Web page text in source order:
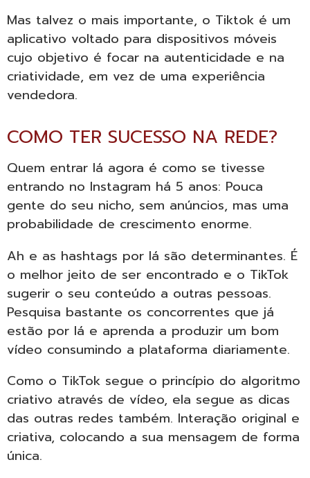
Mas talvez o mais importante, o Tiktok é um
aplicativo voltado para dispositivos móveis
cujo objetivo é focar na autenticidade e na
criatividade, em vez de uma experiência
vendedora.
COMO TER SUCESSO NA REDE?
Quem entrar lá agora é como se tivesse
entrando no Instagram há 5 anos: Pouca
gente do seu nicho, sem anúncios, mas uma
probabilidade de crescimento enorme.
Ah e as hashtags por lá são determinantes. É
o melhor jeito de ser encontrado e o TikTok
sugerir o seu conteúdo a outras pessoas.
Pesquisa bastante os concorrentes que já
estão por lá e aprenda a produzir um bom
vídeo consumindo a plataforma diariamente.
Como o TikTok segue o princípio do algoritmo
criativo através de vídeo, ela segue as dicas
das outras redes também. Interação original e
criativa, colocando a sua mensagem de forma
única.